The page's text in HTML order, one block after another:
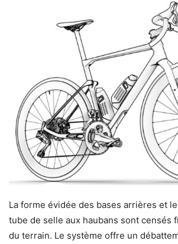
La forme évidée des bases arrières et
tube de selle aux haubans sont censés
du terrain. Le système offre un